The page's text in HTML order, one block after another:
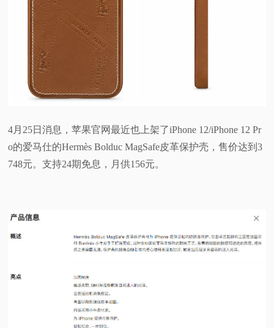
4月25日消息，苹果官网最近也上架了iPhone 12/iPhone 12 Pr
o的爱马仕的Hermès Bolduc MagSafe皮革保护壳，售价达到3
748元。支持24期免息，月供156元。